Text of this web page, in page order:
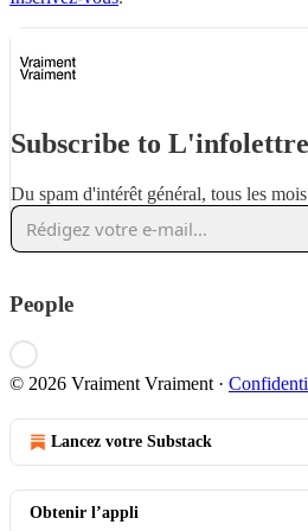
Subscribe to
Du spam d'intérêt général, tous les
People
© 2026 Vraiment Vraiment ·
Lancez votre Substack
Obtenir l’appli